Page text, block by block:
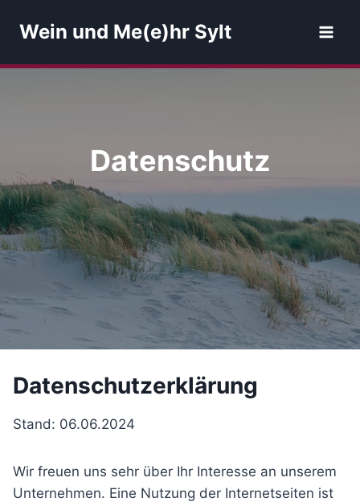
InhaltWein und Me(e)hr Sylt
Datenschutz
Datenschutzerklärung
Stand: 06.06.2024
Wir freuen uns sehr über Ihr Interesse an unserem
Unternehmen. Eine Nutzung der Internetseiten ist